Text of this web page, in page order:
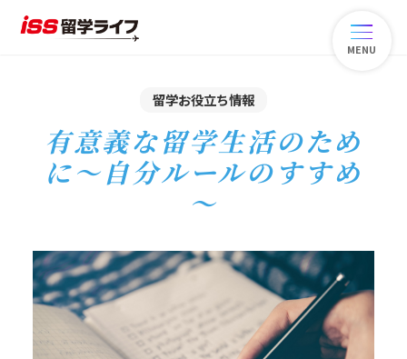
MENU
留学お役立ち情報
有意義な留学生活のため
に～自分ルールのすすめ
～